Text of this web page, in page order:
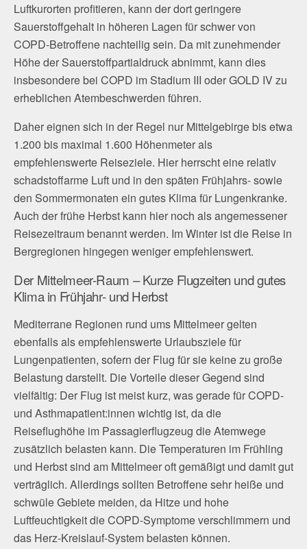
Luftkurorten profitieren, kann der dort geringere
Sauerstoffgehalt in höheren Lagen für schwer von
COPD-Betroffene nachteilig sein. Da mit zunehmender
Höhe der Sauerstoffpartialdruck abnimmt, kann dies
insbesondere bei COPD im Stadium III oder GOLD IV zu
erheblichen Atembeschwerden führen.
Daher eignen sich in der Regel nur Mittelgebirge bis etwa
1.200 bis maximal 1.600 Höhenmeter als
empfehlenswerte Reiseziele. Hier herrscht eine relativ
schadstoffarme Luft und in den späten Frühjahrs- sowie
den Sommermonaten ein gutes Klima für Lungenkranke.
Auch der frühe Herbst kann hier noch als angemessener
Reisezeitraum benannt werden. Im Winter ist die Reise in
Bergregionen hingegen weniger empfehlenswert.
Der Mittelmeer-Raum – Kurze Flugzeiten und gutes
Klima in Frühjahr- und Herbst
Mediterrane Regionen rund ums Mittelmeer gelten
ebenfalls als empfehlenswerte Urlaubsziele für
Lungenpatienten, sofern der Flug für sie keine zu große
Belastung darstellt. Die Vorteile dieser Gegend sind
vielfältig: Der Flug ist meist kurz, was gerade für COPD-
und Asthmapatient:innen wichtig ist, da die
Reiseflughöhe im Passagierflugzeug die Atemwege
zusätzlich belasten kann. Die Temperaturen im Frühling
und Herbst sind am Mittelmeer oft gemäßigt und damit gut
verträglich. Allerdings sollten Betroffene sehr heiße und
schwüle Gebiete meiden, da Hitze und hohe
Luftfeuchtigkeit die COPD-Symptome verschlimmern und
das Herz-Kreislauf-System belasten können.